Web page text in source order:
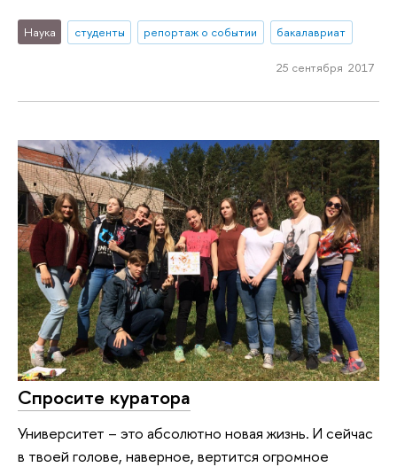
Наука студенты репортаж о событии бакалавриат
25 сентября 2017
Спросите куратора
Университет – это абсолютно новая жизнь. И сейчас
в твоей голове, наверное, вертится огромное